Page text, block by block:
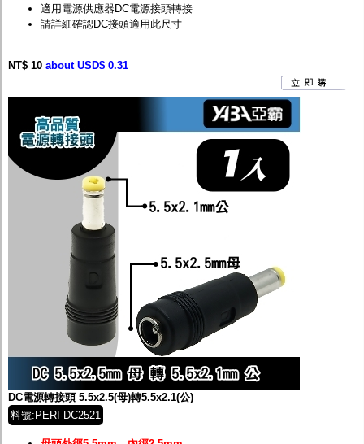
適用電源供應器DC電源接頭轉接
請詳細確認DC接頭適用此尺寸
NT$ 10 about USD$ 0.31
DC電源轉接頭 5.5x2.5(母)轉5.5x2.1(公)
料號:PERI-DC2521